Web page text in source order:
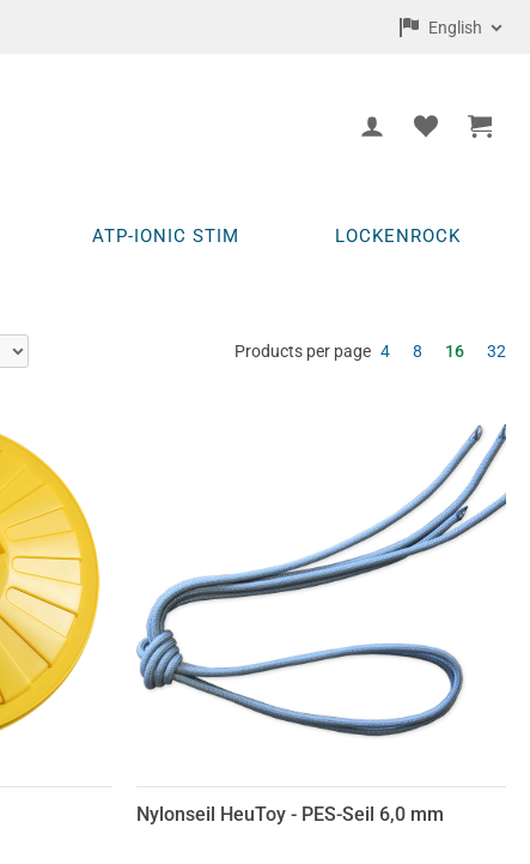
English
ATP-IONIC STIM LOCKENROCK
Products per page 4 8 16 32
Nylonseil HeuToy - PES-Seil 6,0 mm